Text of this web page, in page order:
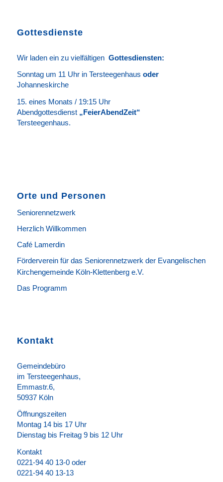
Gottesdienste
Wir laden ein zu vielfältigen Gottesdiensten:
Sonntag um 11 Uhr in Tersteegenhaus oder
Johanneskirche
15. eines Monats / 19:15 Uhr
Abendgottesdienst„FeierAbendZeit“
Tersteegenhaus.
Orte und Personen
Seniorennetzwerk
Herzlich Willkommen
Café Lamerdin
Förderverein für das Seniorennetzwerk der Evangelischen
Kirchengemeinde Köln-Klettenberg e.V.
Das Programm
Kontakt
Gemeindebüro
im Tersteegenhaus,
Emmastr.6,
50937 Köln
Öffnungszeiten
Montag 14 bis 17 Uhr
Dienstag bis Freitag 9 bis 12 Uhr
Kontakt
0221-94 40 13-0 oder
0221-94 40 13-13